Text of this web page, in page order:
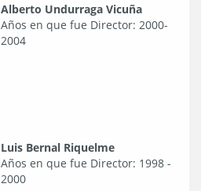
Alberto Undurraga Vicuña
Años en que fue Director: 2000-
2004
Luis Bernal Riquelme
​Años en que fue Director: 1998 -
2000